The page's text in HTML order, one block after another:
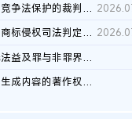
数据权益竞争法保护的裁判路径构建
平行进口商标侵权司法判定规则的困境与纾解
商标犯罪法益及罪与非罪界限研究
人工智能生成内容的著作权司法认定：演进逻辑、现实困境与规则建...